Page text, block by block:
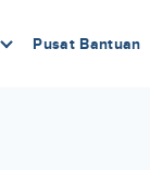
Pusat Bantuan